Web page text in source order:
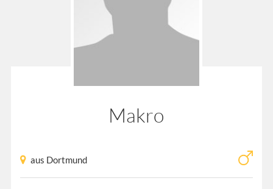
Makro
aus Dortmund